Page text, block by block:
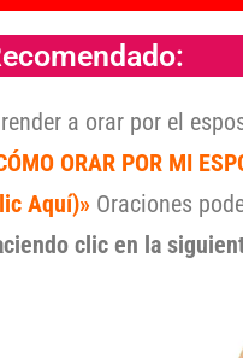
a orar por el
ORAR POR MI
Aquí)» Oraciones
clic en la